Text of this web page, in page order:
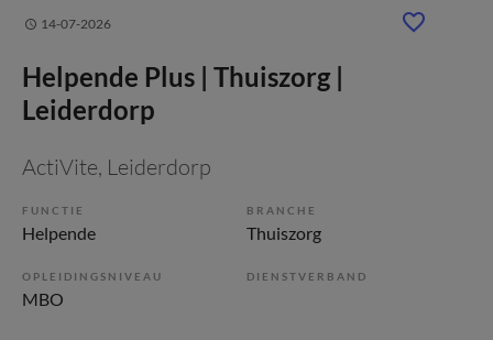
14-07-2026
Helpende Plus | Thuiszorg |
Leiderdorp
ActiVite, Leiderdorp
FUNCTIE
Helpende
BRANCHE
Thuiszorg
OPLEIDINGSNIVEAU
MBO
DIENSTVERBAND